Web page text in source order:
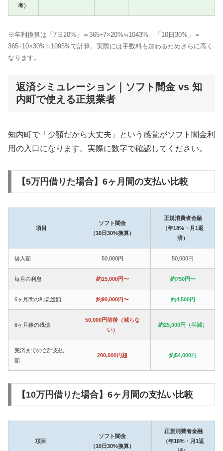
考）
※年利換算は「7日20%」＝365÷7×20%≒1043%、「10日30%」＝
365÷10×30%≒1095%で計算。実際には手数料も加わるためさらに高く
なります。
返済シミュレーション｜ソフト闇金 vs 知
内町で使える正規業者
知内町で「少額だから大丈夫」という感覚がソフト闇金利
用の入口になります。実際に数字で確認してください。
【5万円借りた場合】6ヶ月間の支払い比較
項目
ソフト闇金
（10日30%換算）
正規消費者金融
（年18%・月1返
済）
借入額 50,000円 50,000円
毎月の利息 約15,000円〜 約750円〜
6ヶ月間の利息総額 約90,000円〜 約4,500円
6ヶ月後の残債
50,000円前後（減らな
い）
約25,000円（半減）
完済までの合計支払
額
200,000円超 約54,000円
【10万円借りた場合】6ヶ月間の支払い比較
項目
ソフト闇金
（10日30%換算）
正規消費者金融
（年18%・月1返